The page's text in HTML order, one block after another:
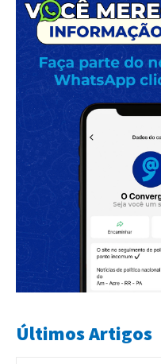
Últimos Artigos